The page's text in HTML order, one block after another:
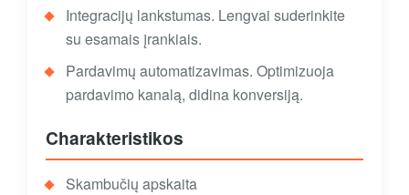
Integracijų lankstumas. Lengvai suderinkite
su esamais įrankiais.
Pardavimų automatizavimas. Optimizuoja
pardavimo kanalą, didina konversiją.
Charakteristikos
Skambučių apskaita